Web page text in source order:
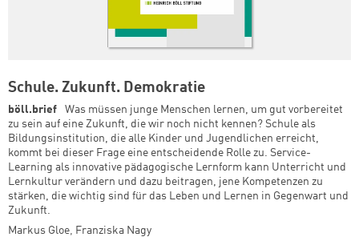
Schule. Zukunft. Demokratie
böll.brief
Was müssen junge Menschen lernen, um gut vorbereitet
zu sein auf eine Zukunft, die wir noch nicht kennen? Schule als
Bildungsinstitution, die alle Kinder und Jugendlichen erreicht,
kommt bei dieser Frage eine entscheidende Rolle zu. Service-
Learning als innovative pädagogische Lernform kann Unterricht und
Lernkultur verändern und dazu beitragen, jene Kompetenzen zu
stärken, die wichtig sind für das Leben und Lernen in Gegenwart und
Zukunft.
Markus Gloe
Franziska Nagy